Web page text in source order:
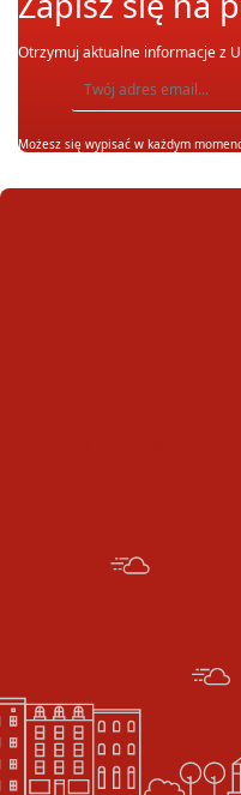
Otrzymuj aktualne informacje z
Możesz się wypisać w każdym